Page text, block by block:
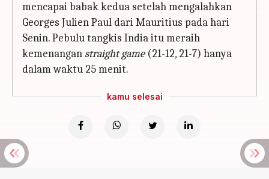
mencapai babak kedua setelah mengalahkan
Georges Julien Paul dari Mauritius pada hari
Senin. Pebulu tangkis India itu meraih
kemenangan straight game(21-12, 21-7) hanya
dalam waktu 25 menit.
kamu selesai